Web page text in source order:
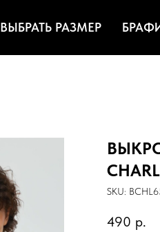
ВЫБРАТЬ РАЗМЕР
SKU:
490 р.